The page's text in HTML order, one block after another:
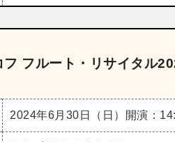
フ フルート・リサイタル
2024年6月30日（日） 開演：